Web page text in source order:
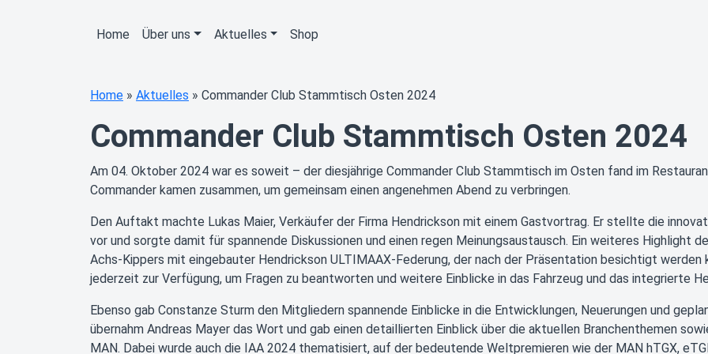
Home Über uns Aktuelles Shop
Home » Aktuelles » Commander Club Stammtisch Osten 2024
Commander Club Stammtisch Osten 2024
Am 04. Oktober 2024 war es soweit – der diesjährige Commander Club Stammtisch im Osten fand im
Commander kamen zusammen, um gemeinsam einen angenehmen Abend zu verbringen.
Den Auftakt machte Lukas Maier, Verkäufer der Firma Hendrickson mit einem Gastvortrag. Er stellte die
vor und sorgte damit für spannende Diskussionen und einen regen Meinungsaustausch. Ein weiteres Highlight
Achs-Kippers mit eingebauter Hendrickson ULTIMAAX-Federung, der nach der Präsentation besichtigt werden
jederzeit zur Verfügung, um Fragen zu beantworten und weitere Einblicke in das Fahrzeug und das integrierte
Ebenso gab Constanze Sturm den Mitgliedern spannende Einblicke in die Entwicklungen, Neuerungen und
übernahm Andreas Mayer das Wort und gab einen detaillierten Einblick über die aktuellen Branchenthemen
MAN. Dabei wurde auch die IAA 2024 thematisiert, auf der bedeutende Weltpremieren wie der MAN hTGX,